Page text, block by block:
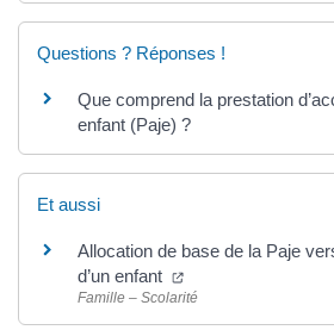
Questions ? Réponses !
Que comprend la prestation
enfant (Paje) ?
Et aussi
Allocation de base de la Paje
d’un enfant
Famille – Scolarité